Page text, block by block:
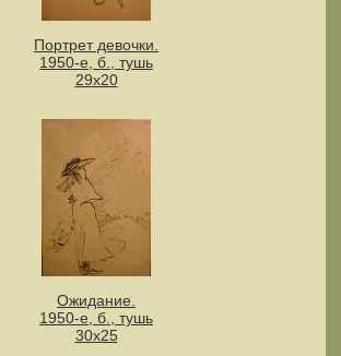
Портрет девочки.
1950-е, б., тушь
29х20
Ожидание.
1950-е, б., тушь
30х25